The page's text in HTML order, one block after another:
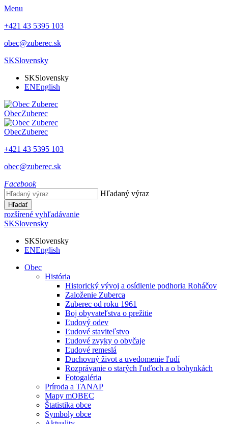
Menu
+421 43 5395 103
obec@zuberec.sk
SKSlovensky
SKSlovensky
ENEnglish
ObecZuberec
ObecZuberec
+421 43 5395 103
obec@zuberec.sk
Facebook
Hľadaný výraz
Hľadať
rozšírené vyhľadávanie
SKSlovensky
SKSlovensky
ENEnglish
Obec
História
Historický vývoj a osídlenie podhoria Roháčov
Založenie Zuberca
Zuberec od roku 1961
Boj obyvateľstva o prežitie
Ľudový odev
Ľudové staviteľstvo
Ľudové zvyky o obyčaje
Ľudové remeslá
Duchovný život a uvedomenie ľudí
Rozprávanie o starých ľuďoch a o bohynkách
Fotogaléria
Príroda a TANAP
Mapy mOBEC
Štatistika obce
Symboly obce